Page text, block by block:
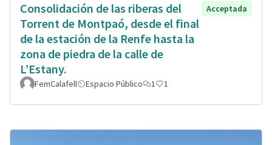
Consolidación de las riberas del
Torrent de Montpaó, desde el final
de la estación de la Renfe hasta la
zona de piedra de la calle de
L’Estany.
Acceptada
FemCalafell Espacio Público 1 1